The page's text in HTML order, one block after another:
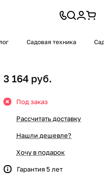
Садовая техника
3 164 руб.
Под заказ
Рассчитать доставку
Нашли дешевле?
Хочу в подарок
Гарантия 5 лет